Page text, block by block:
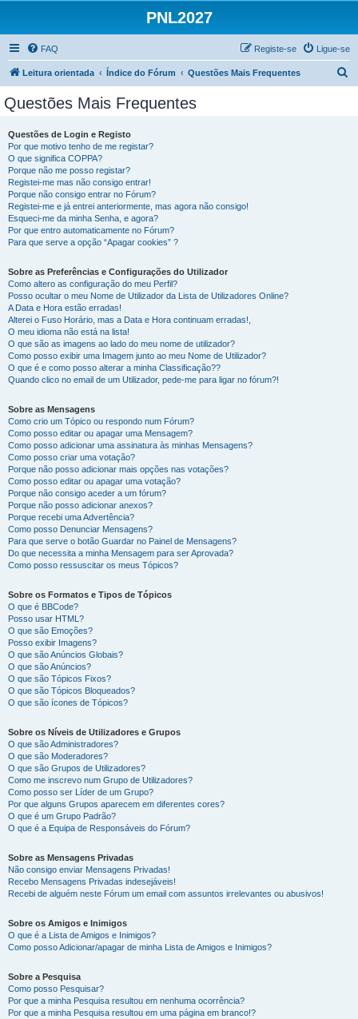
PNL2027
FAQ Ligue-se
Registe-se
Leitura orientada Índice do Fórum Questões Mais Frequentes
Questões Mais Frequentes
Questões de Login e Registo
Por que motivo tenho de me registar?
O que significa COPPA?
Porque não me posso registar?
Registei-me mas não consigo entrar!
Porque não consigo entrar no Fórum?
Registei-me e já entrei anteriormente, mas agora não consigo!
Esqueci-me da minha Senha, e agora?
Por que entro automaticamente no Fórum?
Para que serve a opção “Apagar cookies” ?
Sobre as Preferências e Configurações do Utilizador
Como altero as configuração do meu Perfil?
Posso ocultar o meu Nome de Utilizador da Lista de Utilizadores Online?
A Data e Hora estão erradas!
Alterei o Fuso Horário, mas a Data e Hora continuam erradas!,
O meu idioma não está na lista!
O que são as imagens ao lado do meu nome de utilizador?
Como posso exibir uma Imagem junto ao meu Nome de Utilizador?
O que é e como posso alterar a minha Classificação??
Quando clico no email de um Utilizador, pede-me para ligar no fórum?!
Sobre as Mensagens
Como crio um Tópico ou respondo num Fórum?
Como posso editar ou apagar uma Mensagem?
Como posso adicionar uma assinatura às minhas Mensagens?
Como posso criar uma votação?
Porque não posso adicionar mais opções nas votações?
Como posso editar ou apagar uma votação?
Porque não consigo aceder a um fórum?
Porque não posso adicionar anexos?
Porque recebi uma Advertência?
Como posso Denunciar Mensagens?
Para que serve o botão Guardar no Painel de Mensagens?
Do que necessita a minha Mensagem para ser Aprovada?
Como posso ressuscitar os meus Tópicos?
Sobre os Formatos e Tipos de Tópicos
O que é BBCode?
Posso usar HTML?
O que são Emoções?
Posso exibir Imagens?
O que são Anúncios Globais?
O que são Anúncios?
O que são Tópicos Fixos?
O que são Tópicos Bloqueados?
O que são ícones de Tópicos?
Sobre os Níveis de Utilizadores e Grupos
O que são Administradores?
O que são Moderadores?
O que são Grupos de Utilizadores?
Como me inscrevo num Grupo de Utilizadores?
Como posso ser Líder de um Grupo?
Por que alguns Grupos aparecem em diferentes cores?
O que é um Grupo Padrão?
O que é a Equipa de Responsáveis do Fórum?
Sobre as Mensagens Privadas
Não consigo enviar Mensagens Privadas!
Recebo Mensagens Privadas indesejáveis!
Recebi de alguém neste Fórum um email com assuntos irrelevantes ou abusivos!
Sobre os Amigos e Inimigos
O que é a Lista de Amigos e Inimigos?
Como posso Adicionar/apagar de minha Lista de Amigos e Inimigos?
Sobre a Pesquisa
Como posso Pesquisar?
Por que a minha Pesquisa resultou em nenhuma ocorrência?
Por que a minha Pesquisa resultou em uma página em branco!?